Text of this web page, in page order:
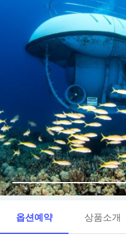
옵션예약 상품소개